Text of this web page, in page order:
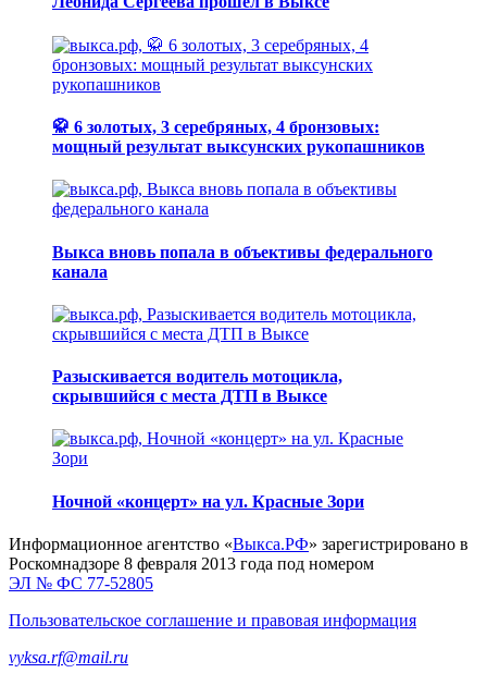
🥋 6 золотых, 3 серебряных, 4 бронзовых:
мощный результат выксунских рукопашников
Выкса вновь попала в объективы федерального
канала
Разыскивается водитель мотоцикла,
скрывшийся с места ДТП в Выксе
Ночной «концерт» на ул. Красные Зори
Информационное агентство «Выкса.РФ» зарегистрировано в
Роскомнадзоре 8 февраля 2013 года под номером
ЭЛ № ФС 77-52805
Пользовательское соглашение и правовая информация
vyksa.rf@mail.ru